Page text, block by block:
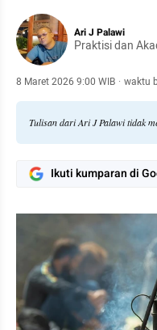
Ari J Palawi
Praktisi dan
8 Maret 2026 9:00 WIB · waktu
Tulisan dari Ari J Palawi tidak
Ikuti kumparan di